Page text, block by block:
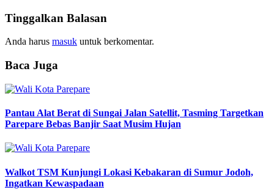
Tinggalkan Balasan
Anda harus masuk untuk berkomentar.
Baca Juga
Pantau Alat Berat di Sungai Jalan Satellit, Tasming Targetkan
Parepare Bebas Banjir Saat Musim Hujan
Walkot TSM Kunjungi Lokasi Kebakaran di Sumur Jodoh,
Ingatkan Kewaspadaan